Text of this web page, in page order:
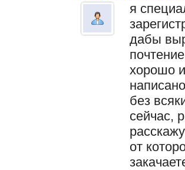
я
дабы
почтение
хорошо
написано
без
сейчас,
от